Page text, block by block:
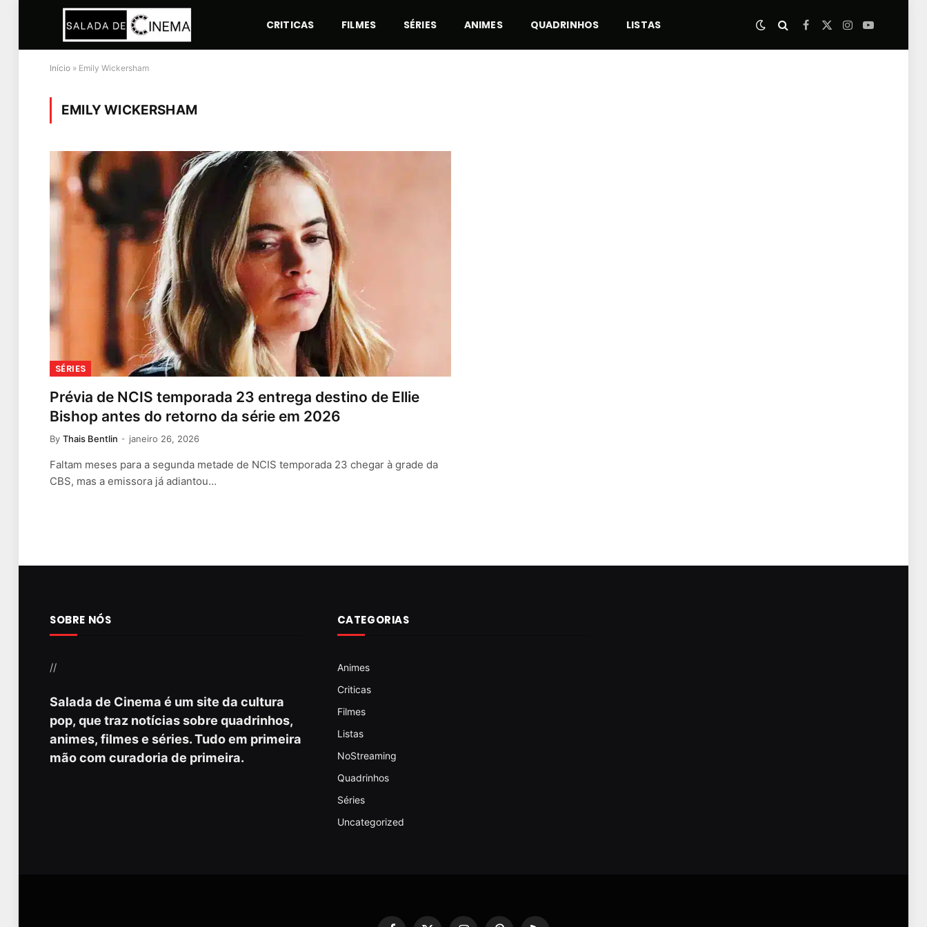
CRITICAS FILMES SÉRIES ANIMES QUADRINHOS LISTAS Facebook
X
Instagram
YouTube
Início » Emily Wickersham
EMILY WICKERSHAM
SÉRIES
Prévia de NCIS temporada 23 entrega destino de Ellie
Bishop antes do retorno da série em 2026
By Thais Bentlin janeiro 26, 2026
Faltam meses para a segunda metade de NCIS temporada 23 chegar à grade da
CBS, mas a emissora já adiantou…
SOBRE NÓS
//
Salada de Cinema é um site da cultura
pop, que traz notícias sobre quadrinhos,
animes, filmes e séries. Tudo em primeira
mão com curadoria de primeira.
CATEGORIAS
Animes
Criticas
Filmes
Listas
NoStreaming
Quadrinhos
Séries
Uncategorized